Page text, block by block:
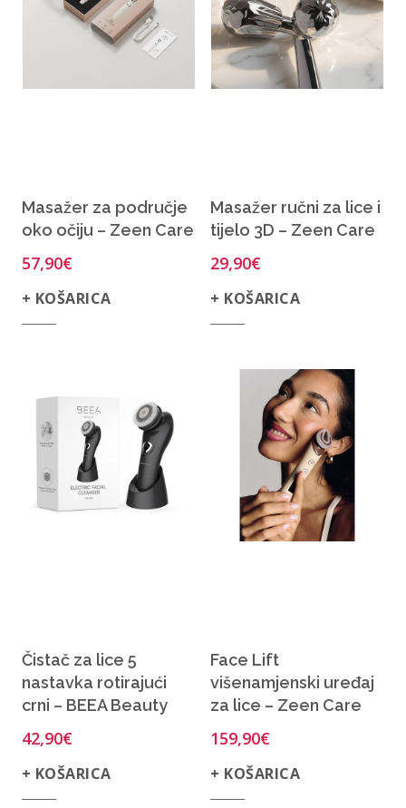
Masažer za područje
oko očiju – Zeen Care
57,90€
+ KOŠARICA
Masažer ručni za lice i
tijelo 3D – Zeen Care
29,90€
+ KOŠARICA
Čistač za lice 5
nastavka rotirajući
crni – BEEA Beauty
42,90€
+ KOŠARICA
Face Lift
višenamjenski uređaj
za lice – Zeen Care
159,90€
+ KOŠARICA